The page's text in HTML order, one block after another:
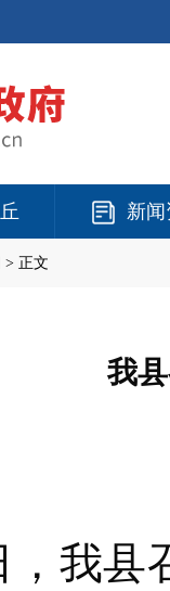
新
> 正文
我
县